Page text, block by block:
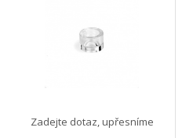
Zadejte dotaz, upřesníme